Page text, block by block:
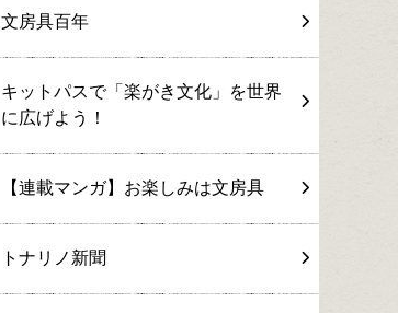
文房具百年
キットパスで「楽がき文化」を世界
に広げよう！
【連載マンガ】お楽しみは文房具
トナリノ新聞